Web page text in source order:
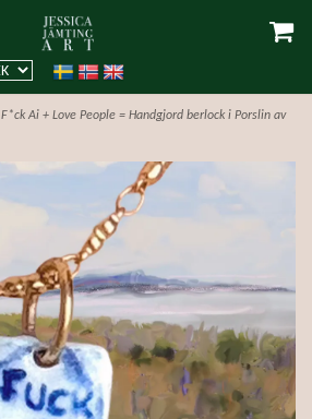
F*ck Ai + Love People = Handgjord berlock i Porslin av